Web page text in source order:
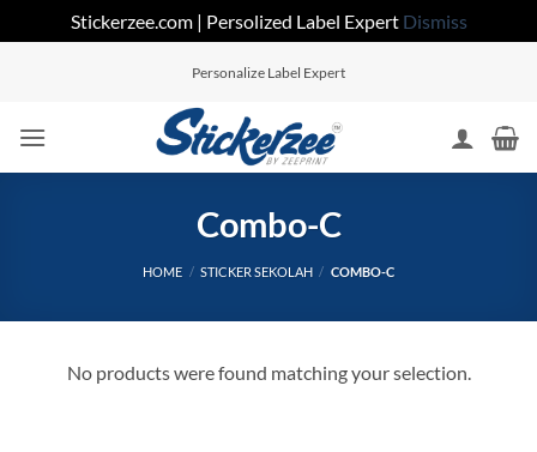
Stickerzee.com | Persolized Label Expert Dismiss
Personalize Label Expert
Combo-C
HOME / STICKER SEKOLAH / COMBO-C
No products were found matching your selection.